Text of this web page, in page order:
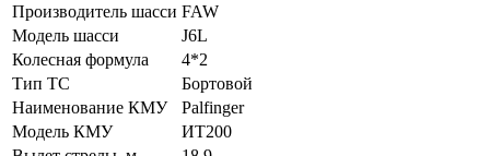
Производитель шасси FAW
Модель шасси
J6L
Колесная формула
4*2
Тип ТС
Бортовой
Наименование КМУ
Palfinger
Модель КМУ
ИТ200